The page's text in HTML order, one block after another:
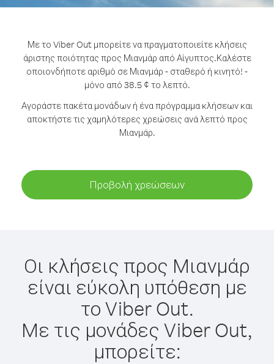
Με το Viber Out μπορείτε να πραγματοποιείτε κλήσεις
άριστης ποιότητας προς Μιανμάρ από Αίγυπτος.Καλέστε
οποιονδήποτε αριθμό σε Μιανμάρ - σταθερό ή κινητό! -
μόνο από 38.5 ¢ το λεπτό.
Αγοράστε πακέτα μονάδων ή ένα πρόγραμμα κλήσεων και
αποκτήστε τις χαμηλότερες χρεώσεις ανά λεπτό προς
Μιανμάρ.
Προβολή χρεώσεων
Οι κλήσεις προς Μιανμάρ
είναι εύκολη υπόθεση με
το Viber Out.
Με τις μονάδες Viber Out,
μπορείτε: